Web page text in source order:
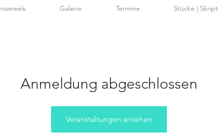
Galerie Termine Stücke |
Anmeldung abgeschlossen
Veranstaltungen ansehen